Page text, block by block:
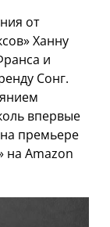
от
Ханну
и
Сонг.
впервые
премьере
на Amazon